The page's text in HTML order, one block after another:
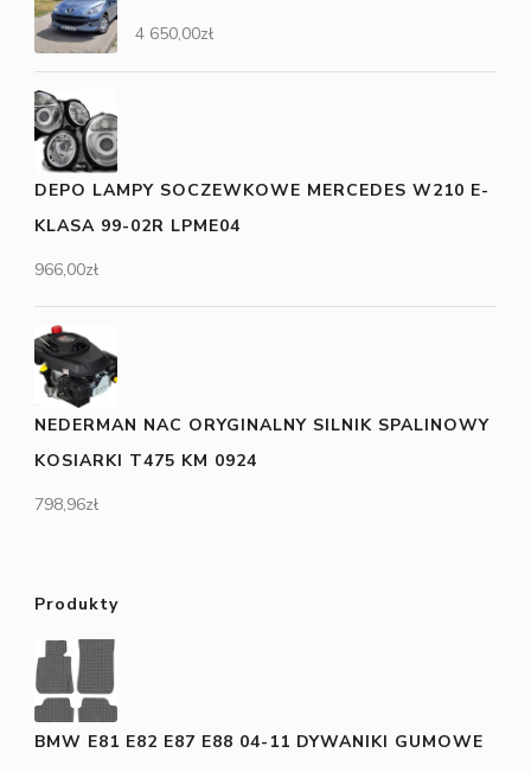
4 650,00zł
DEPO LAMPY SOCZEWKOWE MERCEDES W210 E-
KLASA 99-02R LPME04
966,00zł
NEDERMAN NAC ORYGINALNY SILNIK SPALINOWY
KOSIARKI T475 KM 0924
798,96zł
Produkty
BMW E81 E82 E87 E88 04-11 DYWANIKI GUMOWE